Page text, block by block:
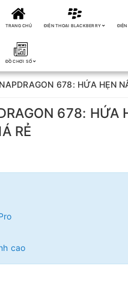
TRANG CHỦ ĐIỆN THOẠI BLACKBERRY ĐIỆN
ĐỒ CHƠI SỐ
678: HỨA HẸN
678: HỨA
RẺ
cao